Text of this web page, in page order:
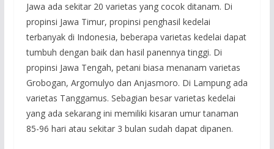
Jawa ada sekitar 20 varietas yang cocok ditanam. Di
propinsi Jawa Timur, propinsi penghasil kedelai
terbanyak di Indonesia, beberapa varietas kedelai dapat
tumbuh dengan baik dan hasil panennya tinggi. Di
propinsi Jawa Tengah, petani biasa menanam varietas
Grobogan, Argomulyo dan Anjasmoro. Di Lampung ada
varietas Tanggamus. Sebagian besar varietas kedelai
yang ada sekarang ini memiliki kisaran umur tanaman
85-96 hari atau sekitar 3 bulan sudah dapat dipanen.